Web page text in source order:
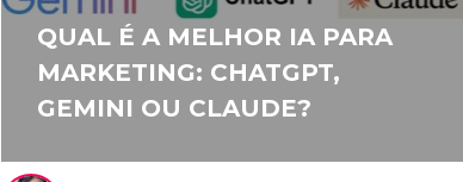
QUAL É A MELHOR IA PARA
MARKETING: CHATGPT,
GEMINI OU CLAUDE?